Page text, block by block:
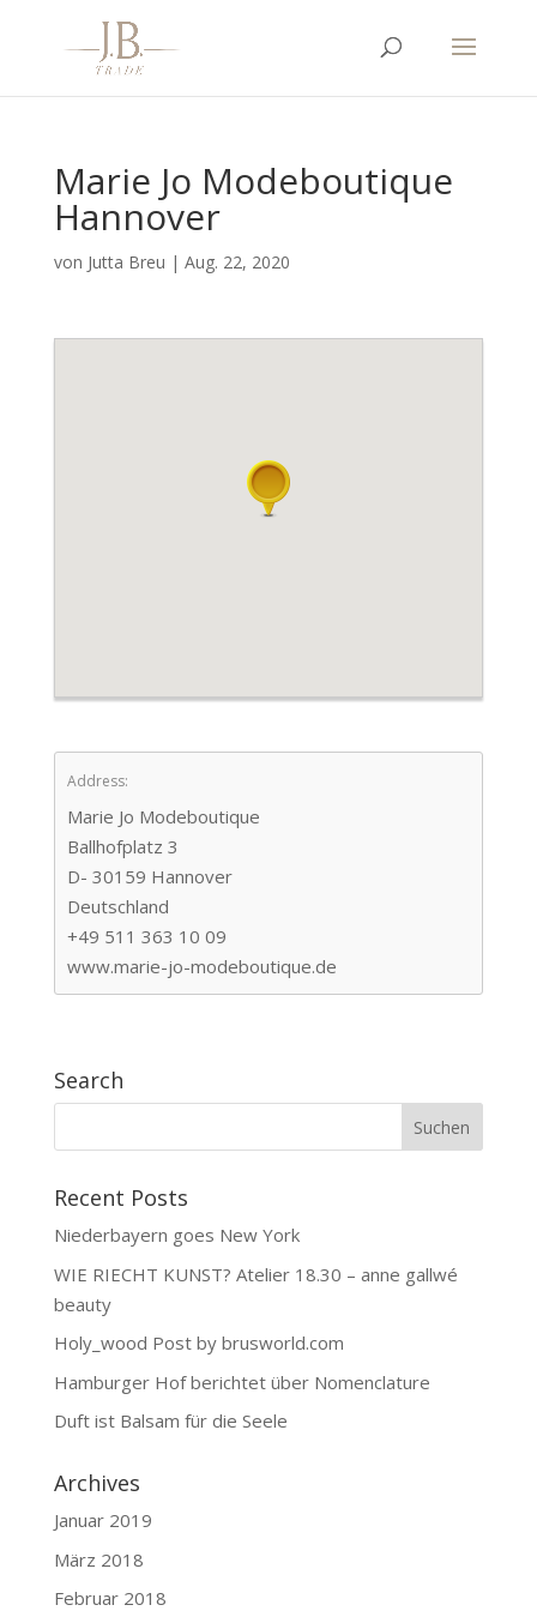
Marie Jo Modeboutique
Hannover
von Jutta Breu | Aug. 22, 2020
Address:
Marie Jo Modeboutique
Ballhofplatz 3
D- 30159 Hannover
Deutschland
+49 511 363 10 09
www.marie-jo-modeboutique.de
Search
Recent Posts
Niederbayern goes New York
WIE RIECHT KUNST? Atelier 18.30 – anne gallwé
beauty
Holy_wood Post by brusworld.com
Hamburger Hof berichtet über Nomenclature
Duft ist Balsam für die Seele
Archives
Januar 2019
März 2018
Februar 2018